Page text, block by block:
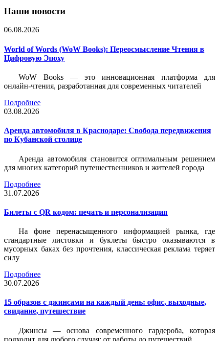
Наши новости
06.08.2026
World of Words (WoW Books): Переосмысление Чтения в
Цифровую Эпоху
WoW Books — это инновационная платформа для
онлайн-чтения, разработанная для современных читателей
Подробнее
03.08.2026
Аренда автомобиля в Краснодаре: Свобода передвижения
по Кубанской столице
Аренда автомобиля становится оптимальным решением
для многих категорий путешественников и жителей города
Подробнее
31.07.2026
Билеты c QR кодом: печать и персонализация
На фоне перенасыщенного информацией рынка, где
стандартные листовки и буклеты быстро оказываются в
мусорных баках без прочтения, классическая реклама теряет
силу
Подробнее
30.07.2026
15 образов с джинсами на каждый день: офис, выходные,
свидание, путешествие
Джинсы — основа современного гардероба, которая
подходит для любого случая: от работы до путешествий